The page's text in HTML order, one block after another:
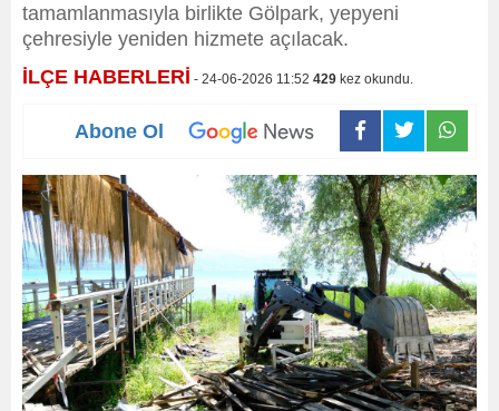
tamamlanmasıyla birlikte Gölpark, yepyeni
çehresiyle yeniden hizmete açılacak.
İLÇE HABERLERİ - 24-06-2026 11:52 429 kez okundu.
Abone Ol